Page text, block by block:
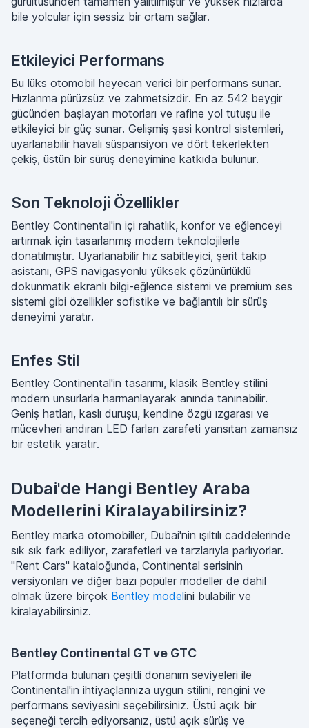
bile yolcular için sessiz bir ortam sağlar.
Etkileyici Performans
Bu lüks otomobil heyecan verici bir performans sunar.
Hızlanma pürüzsüz ve zahmetsizdir. En az 542 beygir
gücünden başlayan motorları ve rafine yol tutuşu ile
etkileyici bir güç sunar. Gelişmiş şasi kontrol sistemleri,
uyarlanabilir havalı süspansiyon ve dört tekerlekten
çekiş, üstün bir sürüş deneyimine katkıda bulunur.
Son Teknoloji Özellikler
Bentley Continental'in içi rahatlık, konfor ve eğlenceyi
artırmak için tasarlanmış modern teknolojilerle
donatılmıştır. Uyarlanabilir hız sabitleyici, şerit takip
asistanı, GPS navigasyonlu yüksek çözünürlüklü
dokunmatik ekranlı bilgi-eğlence sistemi ve premium ses
sistemi gibi özellikler sofistike ve bağlantılı bir sürüş
deneyimi yaratır.
Enfes Stil
Bentley Continental'in tasarımı, klasik Bentley stilini
modern unsurlarla harmanlayarak anında tanınabilir.
Geniş hatları, kaslı duruşu, kendine özgü ızgarası ve
mücevheri andıran LED farları zarafeti yansıtan zamansız
bir estetik yaratır.
Dubai'de Hangi Bentley Araba
Modellerini Kiralayabilirsiniz?
Bentley marka otomobiller, Dubai'nin ışıltılı caddelerinde
sık sık fark ediliyor, zarafetleri ve tarzlarıyla parlıyorlar.
"Rent Cars" kataloğunda, Continental serisinin
versiyonları ve diğer bazı popüler modeller de dahil
olmak üzere birçok Bentley modelini bulabilir ve
kiralayabilirsiniz.
Bentley Continental GT ve GTC
Platformda bulunan çeşitli donanım seviyeleri ile
Continental'in ihtiyaçlarınıza uygun stilini, rengini ve
performans seviyesini seçebilirsiniz. Üstü açık bir
seçeneği tercih ediyorsanız, üstü açık sürüş ve